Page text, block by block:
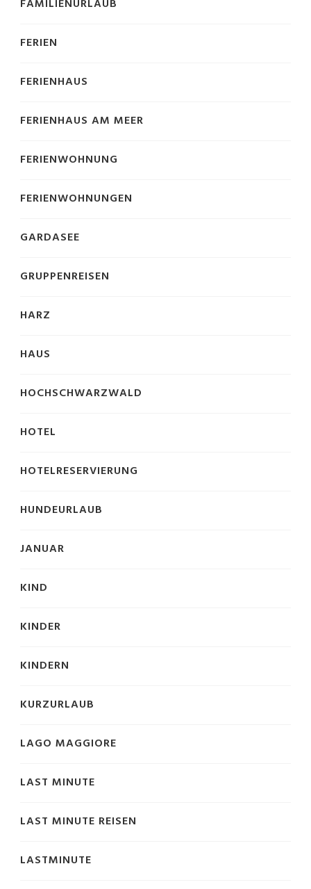
FAMILIENURLAUB
FERIEN
FERIENHAUS
FERIENHAUS AM MEER
FERIENWOHNUNG
FERIENWOHNUNGEN
GARDASEE
GRUPPENREISEN
HARZ
HAUS
HOCHSCHWARZWALD
HOTEL
HOTELRESERVIERUNG
HUNDEURLAUB
JANUAR
KIND
KINDER
KINDERN
KURZURLAUB
LAGO MAGGIORE
LAST MINUTE
LAST MINUTE REISEN
LASTMINUTE